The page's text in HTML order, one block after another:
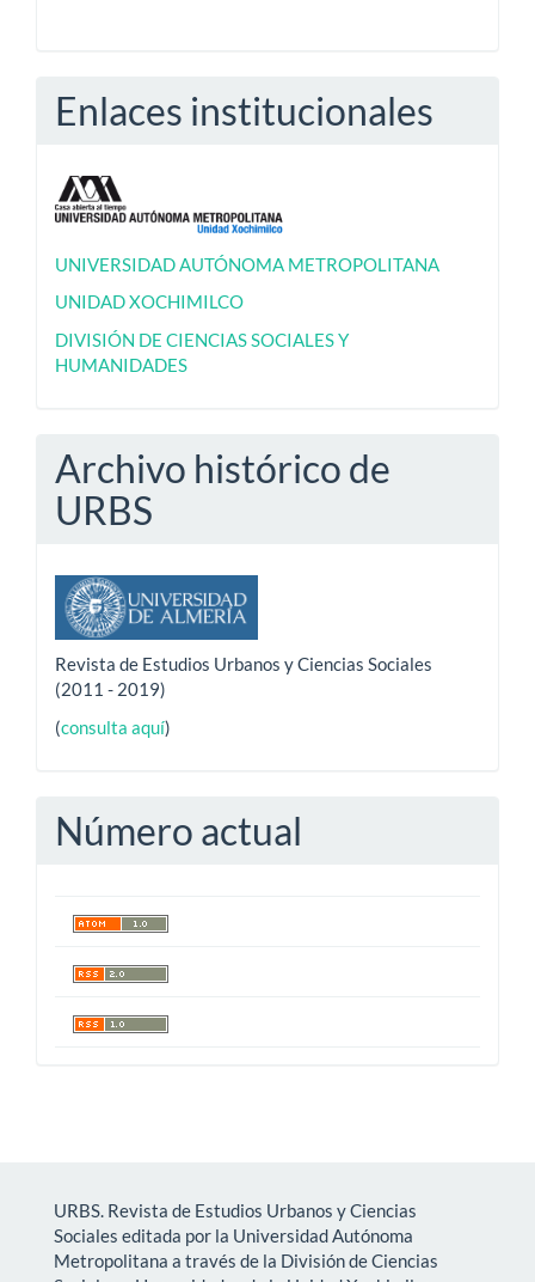
Enlaces institucionales
UNIVERSIDAD AUTÓNOMA METROPOLITANA
UNIDAD XOCHIMILCO
DIVISIÓN DE CIENCIAS SOCIALES Y
HUMANIDADES
Archivo histórico de
URBS
Revista de Estudios Urbanos y Ciencias Sociales
(2011 - 2019)
(consulta aquí)
Número actual
URBS. Revista de Estudios Urbanos y Ciencias
Sociales editada por la Universidad Autónoma
Metropolitana a través de la División de Ciencias